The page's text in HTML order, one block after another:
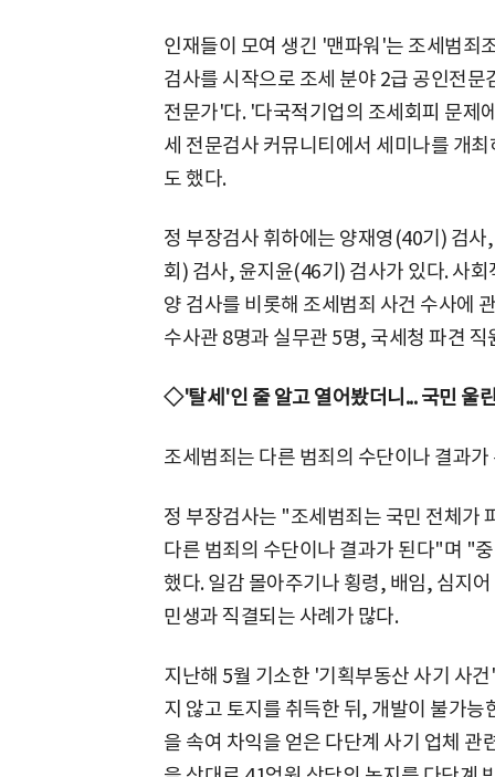
인재들이 모여 생긴 '맨파워'는 조세범죄
검사를 시작으로 조세 분야 2급 공인전
전문가'다. '다국적기업의 조세회피 문제
세 전문검사 커뮤니티에서 세미나를 개
도 했다.
정 부장검사 휘하에는 양재영(40기) 검
회) 검사, 윤지윤(46기) 검사가 있다. 사
양 검사를 비롯해 조세범죄 사건 수사에
수사관 8명과 실무관 5명, 국세청 파견
◇'탈세'인 줄 알고 열어봤더니... 국민 울
조세범죄는 다른 범죄의 수단이나 결과
정 부장검사는 "조세범죄는 국민 전체가
다른 범죄의 수단이나 결과가 된다"며 "
했다. 일감 몰아주기나 횡령, 배임, 심지
민생과 직결되는 사례가 많다.
지난해 5월 기소한 '기획부동산 사기 사
지 않고 토지를 취득한 뒤, 개발이 불가
을 속여 차익을 얻은 다단계 사기 업체